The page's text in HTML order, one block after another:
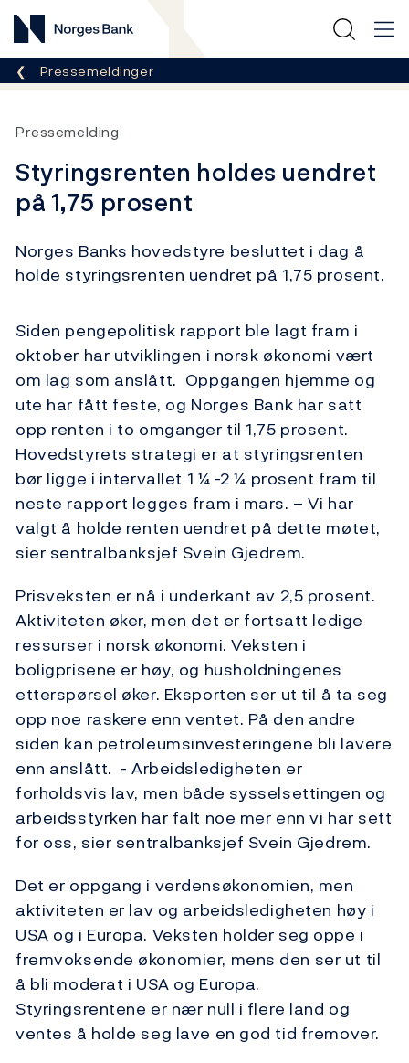
Norges Bank
Her er du nå:
Pressemeldinger
Pressemelding
Styringsrenten holdes uendret
på 1,75 prosent
Norges Banks hovedstyre besluttet i dag å
holde styringsrenten uendret på 1,75 prosent.
Siden pengepolitisk rapport ble lagt fram i
oktober har utviklingen i norsk økonomi vært
om lag som anslått. Oppgangen hjemme og
ute har fått feste, og Norges Bank har satt
opp renten i to omganger til 1,75 prosent.
Hovedstyrets strategi er at styringsrenten
bør ligge i intervallet 1 ¼ -2 ¼ prosent fram til
neste rapport legges fram i mars. – Vi har
valgt å holde renten uendret på dette møtet,
sier sentralbanksjef Svein Gjedrem.
Prisveksten er nå i underkant av 2,5 prosent.
Aktiviteten øker, men det er fortsatt ledige
ressurser i norsk økonomi. Veksten i
boligprisene er høy, og husholdningenes
etterspørsel øker. Eksporten ser ut til å ta seg
opp noe raskere enn ventet. På den andre
siden kan petroleumsinvesteringene bli lavere
enn anslått. - Arbeidsledigheten er
forholdsvis lav, men både sysselsettingen og
arbeidsstyrken har falt noe mer enn vi har sett
for oss, sier sentralbanksjef Svein Gjedrem.
Det er oppgang i verdensøkonomien, men
aktiviteten er lav og arbeidsledigheten høy i
USA og i Europa. Veksten holder seg oppe i
fremvoksende økonomier, mens den ser ut til
å bli moderat i USA og Europa.
Styringsrentene er nær null i flere land og
ventes å holde seg lave en god tid fremover.